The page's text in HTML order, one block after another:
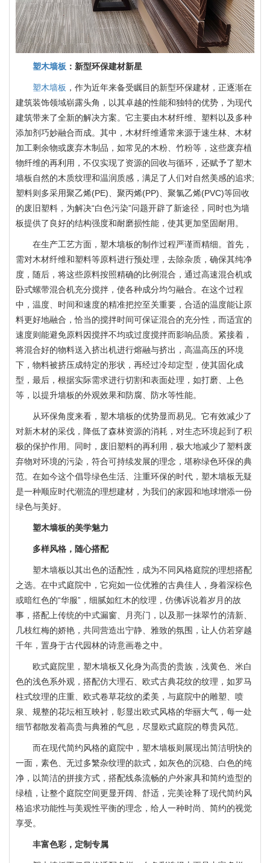
塑木墙板 ：新型环保建材新星
塑木墙板 ，作为近年来备受瞩目的新型环保建材，正逐渐在
建筑装饰领域崭露头角，以其卓越的性能和独特的优势，为现代
建筑带来了全新的解决方案。它主要由木材纤维、塑料以及多种
添加剂巧妙融合而成。其中，木材纤维通常来源于速生林、木材
加工剩余物或废弃木制品，如常见的木粉、竹粉等，这些废弃植
物纤维的再利用，不仅实现了资源的回收与循环，还赋予了塑木
墙板自然的木质纹理和温润质感，满足了人们对自然美感的追求;
塑料则多采用聚乙烯(PE)、聚丙烯(PP)、聚氯乙烯(PVC)等回收
的废旧塑料，为解决“白色污染”问题开辟了新途径，同时也为墙
板提供了良好的结构强度和耐磨损性能，使其更加坚固耐用。
在生产工艺方面，塑木墙板的制作过程严谨而精细。首先，
需对木材纤维和塑料等原料进行预处理，去除杂质，确保其纯净
度，随后，将这些原料按照精确的比例混合，通过高速混合机或
卧式螺带混合机充分搅拌，使各种成分均匀融合。在这个过程
中，温度、时间和速度的精准把控至关重要，合适的温度能让原
料更好地融合，恰当的搅拌时间可保证混合的充分性，而适宜的
速度则能避免原料因搅拌不均或过度搅拌而影响品质。紧接着，
将混合好的物料送入挤出机进行熔融与挤出，高温高压的环境
下，物料被挤压成特定的形状，再经过冷却定型，使其固化成
型，最后，根据实际需求进行切割和表面处理，如打磨、上色
等，以提升墙板的外观效果和防腐、防水等性能。
从环保角度来看，塑木墙板的优势显而易见。它有效减少了
对新木材的采伐，降低了森林资源的消耗，对生态环境起到了积
极的保护作用。同时，废旧塑料的再利用，极大地减少了塑料废
弃物对环境的污染，符合可持续发展的理念，堪称绿色环保的典
范。在如今这个倡导绿色生活、注重环保的时代，塑木墙板无疑
是一种顺应时代潮流的理想建材，为我们的家园和地球增添一份
绿色与美好。
塑木墙板的美学魅力
多样风格，随心搭配
塑木墙板以其出色的适配性，成为不同风格庭院的理想搭配
之选。在中式庭院中，它宛如一位优雅的古典佳人，身着深棕色
或暗红色的“华服”，细腻如红木的纹理，仿佛诉说着岁月的故
事，搭配上传统的中式漏窗、月亮门，以及那一抹翠竹的清新、
几枝红梅的娇艳，共同营造出宁静、雅致的氛围，让人仿若穿越
千年，置身于古代园林的诗意画卷之中。
欧式庭院里，塑木墙板又化身为高贵的贵族，浅黄色、米白
色的浅色系外观，搭配仿大理石、欧式古典花纹的纹理，如罗马
柱式纹理的庄重、欧式卷草花纹的柔美，与庭院中的雕塑、喷
泉、规整的花坛相互映衬，彰显出欧式风格的华丽大气，每一处
细节都散发着高贵与典雅的气息，尽显欧式庭院的尊贵风范。
而在现代简约风格的庭院中，塑木墙板则展现出简洁明快的
一面，素色、无过多繁杂纹理的款式，如灰色的沉稳、白色的纯
净，以简洁的拼接方式，搭配线条流畅的户外家具和简约造型的
绿植，让整个庭院空间更显开阔、舒适，完美诠释了现代简约风
格追求功能性与美观性平衡的理念，给人一种时尚、简约的视觉
享受。
丰富色彩，定制专属